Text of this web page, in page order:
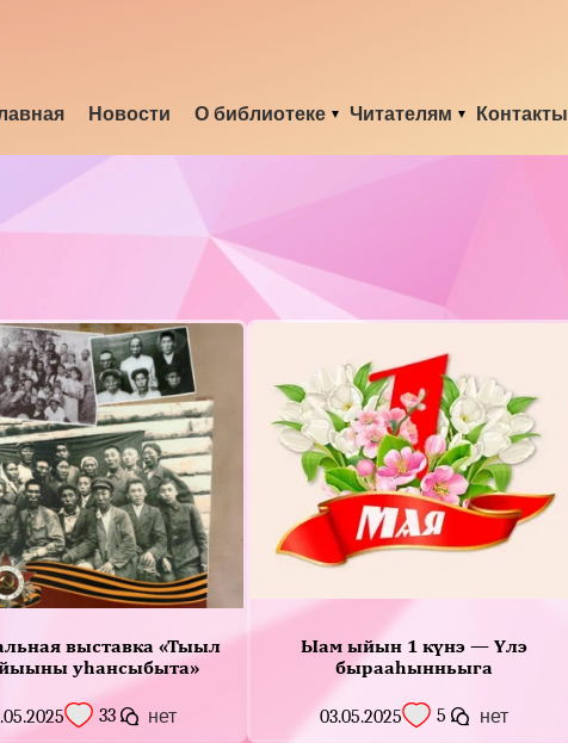
Новости О библиотеке Читателям Контакты
выставка «Тыыл
уһансыбыта»
33 нет
Ыам ыйын 1 күнэ — Үлэ
бырааһынньыга
03.05.2025 5 нет